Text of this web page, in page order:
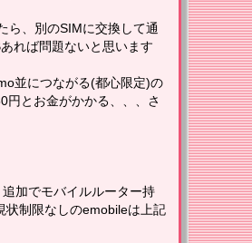
ら、別のSIMに交換して通
れば問題ないと思います
並につながる(都心限定)の
円とお金がかかる、、、さ
加でモバイルルーター持
状制限なしのemobileは上記